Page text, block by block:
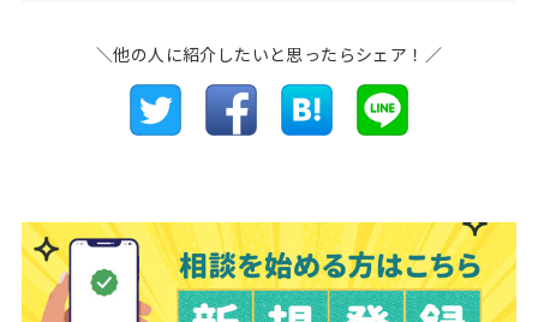
＼他の人に紹介したいと思ったらシェア！／